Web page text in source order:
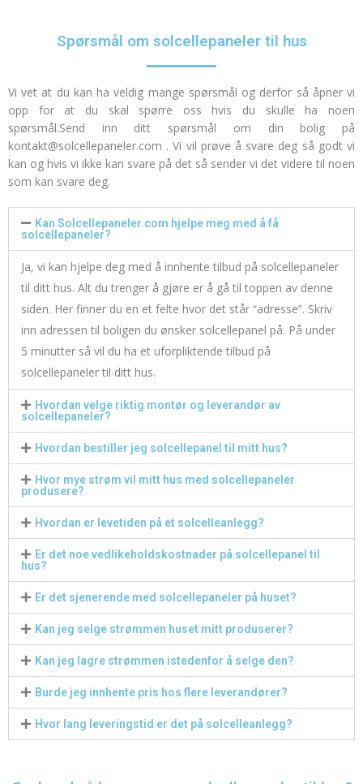
Spørsmål om solcellepaneler til hus
Vi vet at du kan ha veldig mange spørsmål og derfor så åpner vi
opp for at du skal spørre oss hvis du skulle ha noen
spørsmål.Send inn ditt spørsmål om din bolig på
kontakt@solcellepaneler.com .Vi vil prøve å svare deg så godt vi
kan og hvis vi ikke kan svare på det så sender vi det videre til noen
som kan svare deg.
Kan Solcellepaneler.com hjelpe meg med å få
solcellepaneler?
Ja, vi kan hjelpe deg med å innhente tilbud på solcellepaneler
til ditt hus. Alt du trenger å gjøre er å gå til toppen av denne
siden. Her finner du en et felte hvor det står “adresse”. Skriv
inn adressen til boligen du ønsker solcellepanel på. På under
5 minutter så vil du ha et uforpliktende tilbud på
solcellepaneler til ditt hus.
Hvordan velge riktig montør og leverandør av
solcellepaneler?
Hvordan bestiller jeg solcellepanel til mitt hus?
Hvor mye strøm vil mitt hus med solcellepaneler
produsere?
Hvordan er levetiden på et solcelleanlegg?
Er det noe vedlikeholdskostnader på solcellepanel til
hus?
Er det sjenerende med solcellepaneler på huset?
Kan jeg selge strømmen huset mitt produserer?
Kan jeg lagre strømmen istedenfor å selge den?
Burde jeg innhente pris hos flere leverandører?
Hvor lang leveringstid er det på solcelleanlegg?